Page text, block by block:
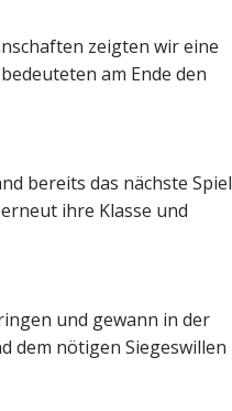
zeigten wir eine
am Ende den
bereits das nächste Spiel
ihre Klasse und
und gewann in der
dem nötigen Siegeswillen